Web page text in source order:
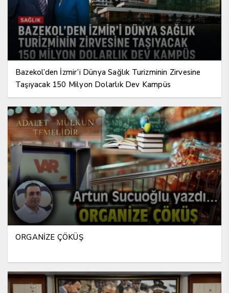
Bazekol’den İzmir’i Dünya Sağlık Turizminin Zirvesine
Taşıyacak 150 Milyon Dolarlık Dev Kampüs
ORGANİZE ÇÖKÜŞ